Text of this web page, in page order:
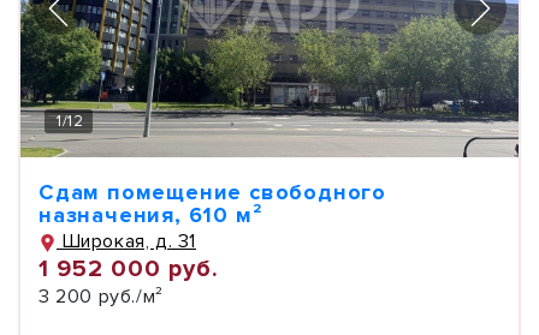
1/12
Сдам помещение свободного
назначения, 610 м²
Широкая, д. 31
1 952 000 руб.
3 200 руб./м²